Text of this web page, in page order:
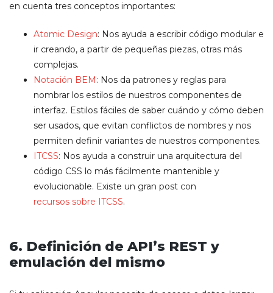
en cuenta tres conceptos importantes:
Atomic Design: Nos ayuda a escribir código modular e
ir creando, a partir de pequeñas piezas, otras más
complejas.
Notación BEM: Nos da patrones y reglas para
nombrar los estilos de nuestros componentes de
interfaz. Estilos fáciles de saber cuándo y cómo deben
ser usados, que evitan conflictos de nombres y nos
permiten definir variantes de nuestros componentes.
ITCSS: Nos ayuda a construir una arquitectura del
código CSS lo más fácilmente mantenible y
evolucionable. Existe un gran post con
recursos sobre ITCSS.
6. Definición de API’s REST y
emulación del mismo